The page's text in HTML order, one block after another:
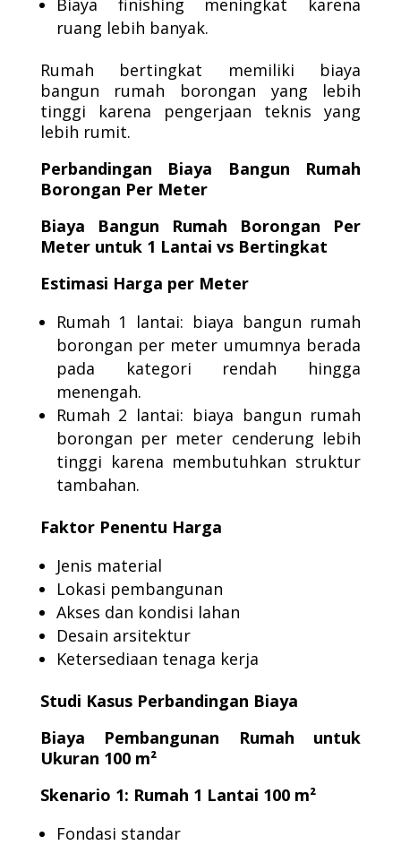
Biaya finishing meningkat karena
ruang lebih banyak.
Rumah bertingkat memiliki biaya
bangun rumah borongan yang lebih
tinggi karena pengerjaan teknis yang
lebih rumit.
Perbandingan Biaya Bangun Rumah
Borongan Per Meter
Biaya Bangun Rumah Borongan Per
Meter untuk 1 Lantai vs Bertingkat
Estimasi Harga per Meter
Rumah 1 lantai: biaya bangun rumah
borongan per meter umumnya berada
pada kategori rendah hingga
menengah.
Rumah 2 lantai: biaya bangun rumah
borongan per meter cenderung lebih
tinggi karena membutuhkan struktur
tambahan.
Faktor Penentu Harga
Jenis material
Lokasi pembangunan
Akses dan kondisi lahan
Desain arsitektur
Ketersediaan tenaga kerja
Studi Kasus Perbandingan Biaya
Biaya Pembangunan Rumah untuk
Ukuran 100 m²
Skenario 1: Rumah 1 Lantai 100 m²
Fondasi standar